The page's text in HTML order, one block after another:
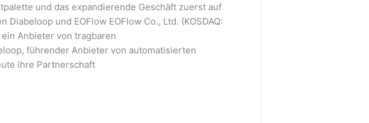
und das expandierende Geschäft zuerst auf
und EOFlow EOFlow Co., Ltd. (KOSDAQ:
Anbieter von tragbaren
führender Anbieter von automatisierten
ihre Partnerschaft